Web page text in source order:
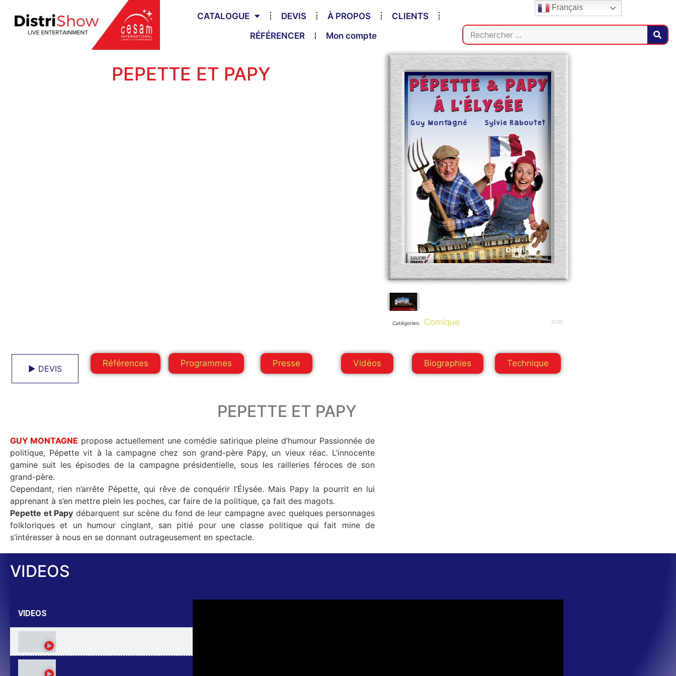
CATALOGUE DEVIS À PROPOS
CLIENTS
RÉFÉRENCER
Mon compte
PEPETTE ET PAPY
Catégories: Comique 5740
► DEVIS
Références Programmes Presse Vidéos Biographies Technique
PEPETTE ET PAPY
GUY MONTAGNE propose actuellement une comédie satirique pleine d’humour Passionnée de
politique, Pépette vit à la campagne chez son grand-père Papy, un vieux réac. L’innocente
gamine suit les épisodes de la campagne présidentielle, sous les railleries féroces de son
grand-père.
Cependant, rien n’arrête Pépette, qui rêve de conquérir l’Élysée. Mais Papy la pourrit en lui
apprenant à s’en mettre plein les poches, car faire de la politique, ça fait des magots.
Pepette et Papy débarquent sur scène du fond de leur campagne avec quelques personnages
folkloriques et un humour cinglant, san pitié pour une classe politique qui fait mine de
s’intéresser à nous en se donnant outrageusement en spectacle.
VIDEOS
VIDEOS
Français